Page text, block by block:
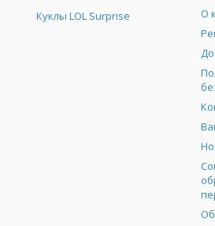
Куклы LOL Surprise
О